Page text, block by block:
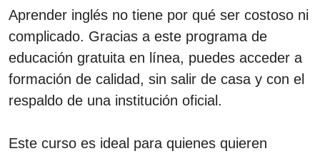
Aprender inglés no tiene por qué ser costoso ni
complicado. Gracias a este programa de
educación gratuita en línea, puedes acceder a
formación de calidad, sin salir de casa y con el
respaldo de una institución oficial.
Este curso es ideal para quienes quieren